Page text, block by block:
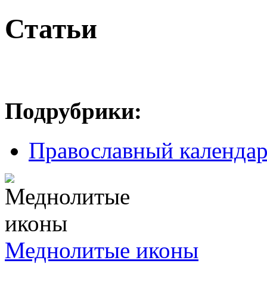
Статьи
Подрубрики:
Православный
Меднолитые иконы